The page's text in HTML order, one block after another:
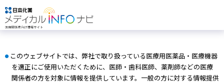
● このウェブサイトでは、弊社で取り扱っている医療用医薬品・医療機器
を適正にご使用いただくために、医師・歯科医師、薬剤師などの医療
関係者の方を対象に情報を提供しています。一般の方に対する情報提供